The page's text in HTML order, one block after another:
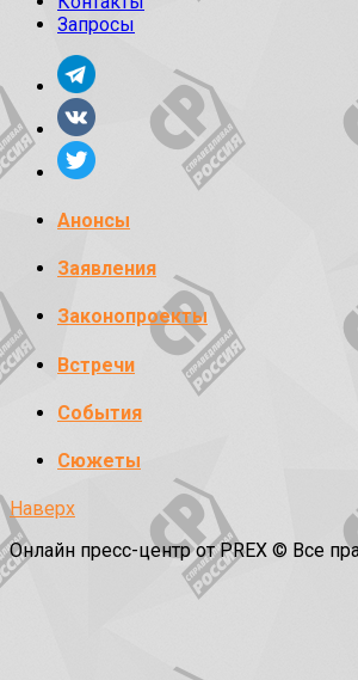
Запросы
Анонсы
Заявления
Законопроекты
Встречи
События
Сюжеты
Наверх
Онлайн пресс-центр от PREX © Все